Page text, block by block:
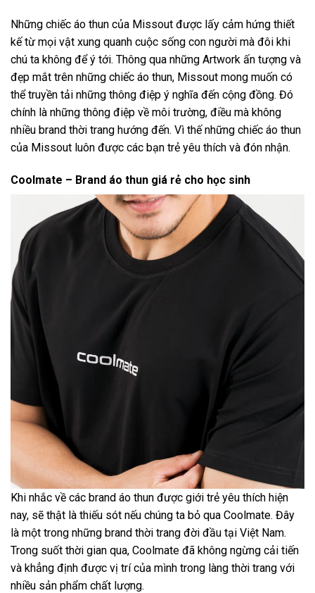
Những chiếc áo thun của Missout được lấy cảm hứng thiết
kế từ mọi vật xung quanh cuộc sống con người mà đôi khi
chú ta không để ý tới. Thông qua những Artwork ấn tượng và
đẹp mắt trên những chiếc áo thun, Missout mong muốn có
thể truyền tải những thông điệp ý nghĩa đến cộng đồng. Đó
chính là những thông điệp về môi trường, điều mà không
nhiều brand thời trang hướng đến. Vì thế những chiếc áo thun
của Missout luôn được các bạn trẻ yêu thích và đón nhận.
Coolmate – Brand áo thun giá rẻ cho học sinh
Khi nhắc về các brand áo thun được giới trẻ yêu thích hiện
nay, sẽ thật là thiếu sót nếu chúng ta bỏ qua Coolmate. Đây
là một trong những brand thời trang đời đầu tại Việt Nam.
Trong suốt thời gian qua, Coolmate đã không ngừng cải tiến
và khẳng định được vị trí của mình trong làng thời trang với
nhiều sản phẩm chất lượng.